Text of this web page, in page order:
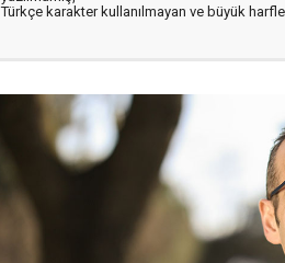
Türkçe karakter kullanılmayan ve büyük